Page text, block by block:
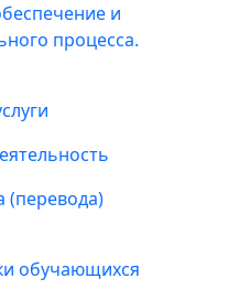
и
процесса.
(перевода)
обучающихся